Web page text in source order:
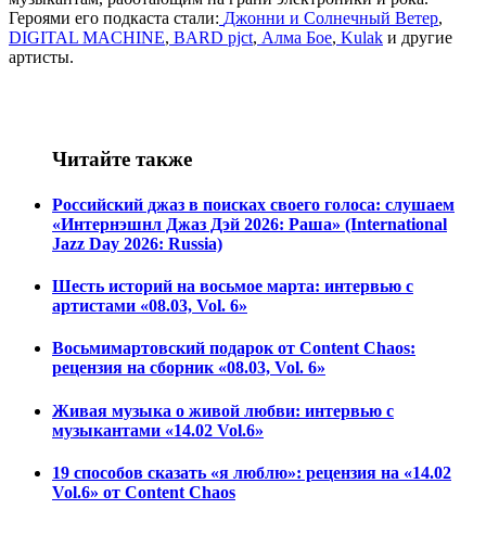
Героями его подкаста стали: Джонни и Солнечный Ветер,
DIGITAL MACHINE, BARD pjct, Алма Бое, Kulak и другие
артисты.
Читайте также
Российский джаз в поисках своего голоса: слушаем
«Интернэшнл Джаз Дэй 2026: Раша» (International
Jazz Day 2026: Russia)
Шесть историй на восьмое марта: интервью с
артистами «08.03, Vol. 6»
Восьмимартовский подарок от Content Chaos:
рецензия на сборник «08.03, Vol. 6»
Живая музыка о живой любви: интервью с
музыкантами «14.02 Vol.6»
19 способов сказать «я люблю»: рецензия на «14.02
Vol.6» от Content Chaos